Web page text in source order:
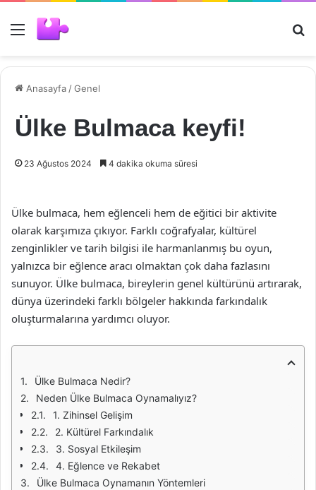
Menü
Anasayfa /Genel
Ülke Bulmaca keyfi!
23 Ağustos 2024 4 dakika okuma süresi
Ülke bulmaca, hem eğlenceli hem de eğitici bir aktivite
olarak karşımıza çıkıyor. Farklı coğrafyalar, kültürel
zenginlikler ve tarih bilgisi ile harmanlanmış bu oyun,
yalnızca bir eğlence aracı olmaktan çok daha fazlasını
sunuyor. Ülke bulmaca, bireylerin genel kültürünü artırarak,
dünya üzerindeki farklı bölgeler hakkında farkındalık
oluşturmalarına yardımcı oluyor.
Ülke Bulmaca Nedir?
Neden Ülke Bulmaca Oynamalıyız?
1. Zihinsel Gelişim
2. Kültürel Farkındalık
3. Sosyal Etkileşim
4. Eğlence ve Rekabet
Ülke Bulmaca Oynamanın Yöntemleri